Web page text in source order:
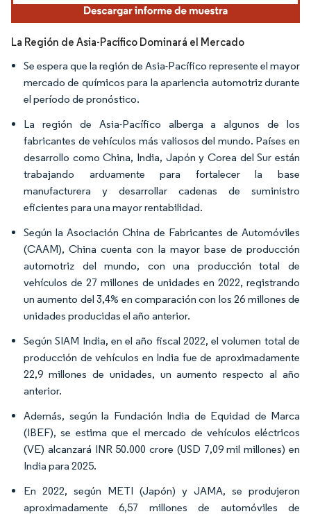
La Región de Asia-Pacífico Dominará el Mercado
Se espera que la región de Asia-Pacífico represente el mayor
mercado de químicos para la apariencia automotriz durante
el período de pronóstico.
La región de Asia-Pacífico alberga a algunos de los
fabricantes de vehículos más valiosos del mundo. Países en
desarrollo como China, India, Japón y Corea del Sur están
trabajando arduamente para fortalecer la base
manufacturera y desarrollar cadenas de suministro
eficientes para una mayor rentabilidad.
Según la Asociación China de Fabricantes de Automóviles
(CAAM), China cuenta con la mayor base de producción
automotriz del mundo, con una producción total de
vehículos de 27 millones de unidades en 2022, registrando
un aumento del 3,4% en comparación con los 26 millones de
unidades producidas el año anterior.
Según SIAM India, en el año fiscal 2022, el volumen total de
producción de vehículos en India fue de aproximadamente
22,9 millones de unidades, un aumento respecto al año
anterior.
Además, según la Fundación India de Equidad de Marca
(IBEF), se estima que el mercado de vehículos eléctricos
(VE) alcanzará INR 50.000 crore (USD 7,09 mil millones) en
India para 2025.
En 2022, según METI (Japón) y JAMA, se produjeron
aproximadamente 6,57 millones de automóviles de